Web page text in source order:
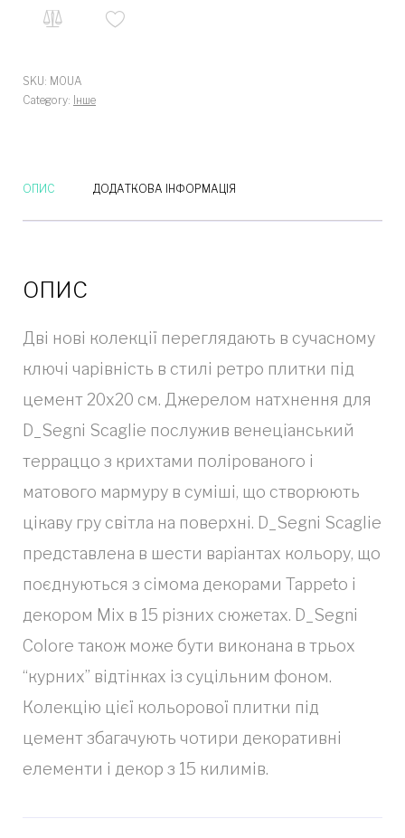
SKU: M0UA
Category: Інше
ОПИС ДОДАТКОВА ІНФОРМАЦІЯ
ОПИС
Дві нові колекції переглядають в сучасному
ключі чарівність в стилі ретро плитки під
цемент 20х20 см. Джерелом натхнення для
D_Segni Scaglie послужив венеціанський
терраццо з крихтами полірованого і
матового мармуру в суміші, що створюють
цікаву гру світла на поверхні. D_Segni Scaglie
представлена ​​в шести варіантах кольору, що
поєднуються з сімома декорами Tappeto і
декором Mix в 15 різних сюжетах. D_Segni
Colore також може бути виконана в трьох
“курних” відтінках із суцільним фоном.
Колекцію цієї кольорової плитки під
цемент збагачують чотири декоративні
елементи і декор з 15 килимів.